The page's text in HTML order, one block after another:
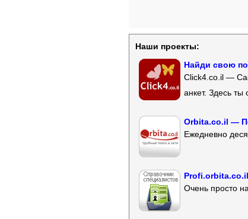
Наши проекты:
Найди свою
Click4.co.il —
анкет. Здесь
Orbita.co.il —
Ежедневно
Очень просто